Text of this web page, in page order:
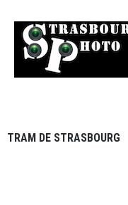
TRAM DE STRASBOURG